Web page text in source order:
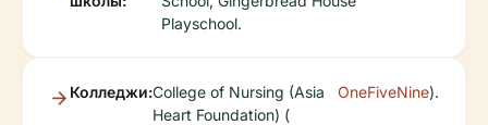
Playschool.
Колледжи:College of Nursing (Asia
Heart Foundation) (
OneFiveNine).